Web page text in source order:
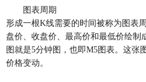
图表周期
形成一根K线需要的时间被称为图表
盘价、收盘价、最高价和最低价绘制
图就是5分钟图，也即M5图表。这张
价格变动。